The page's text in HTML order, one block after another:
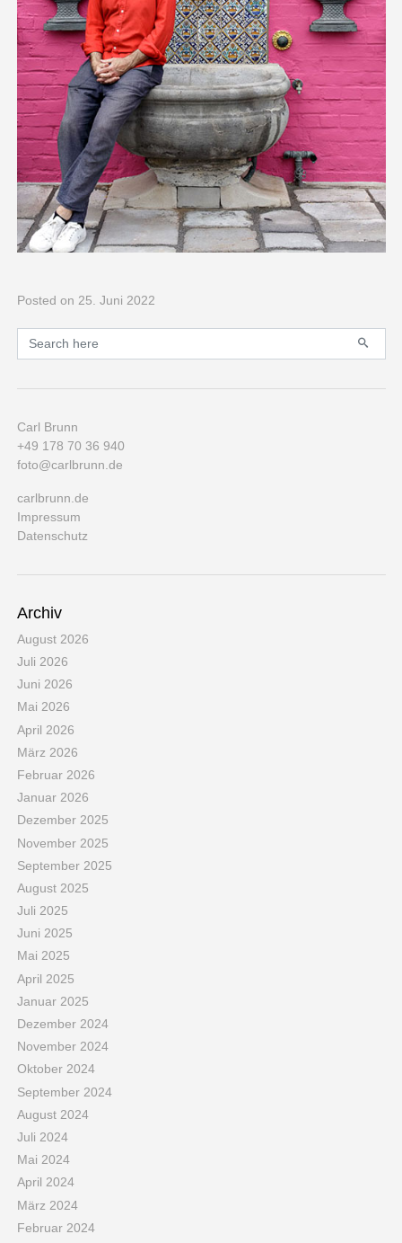
Posted on 25. Juni 2022
Primary
Search for:
Carl Brunn
+49 178 70 36 940
foto@carlbrunn.de
carlbrunn.de
Impressum
Datenschutz
Archiv
August 2026
Juli 2026
Juni 2026
Mai 2026
April 2026
März 2026
Februar 2026
Januar 2026
Dezember 2025
November 2025
September 2025
August 2025
Juli 2025
Juni 2025
Mai 2025
April 2025
Januar 2025
Dezember 2024
November 2024
Oktober 2024
September 2024
August 2024
Juli 2024
Mai 2024
April 2024
März 2024
Februar 2024